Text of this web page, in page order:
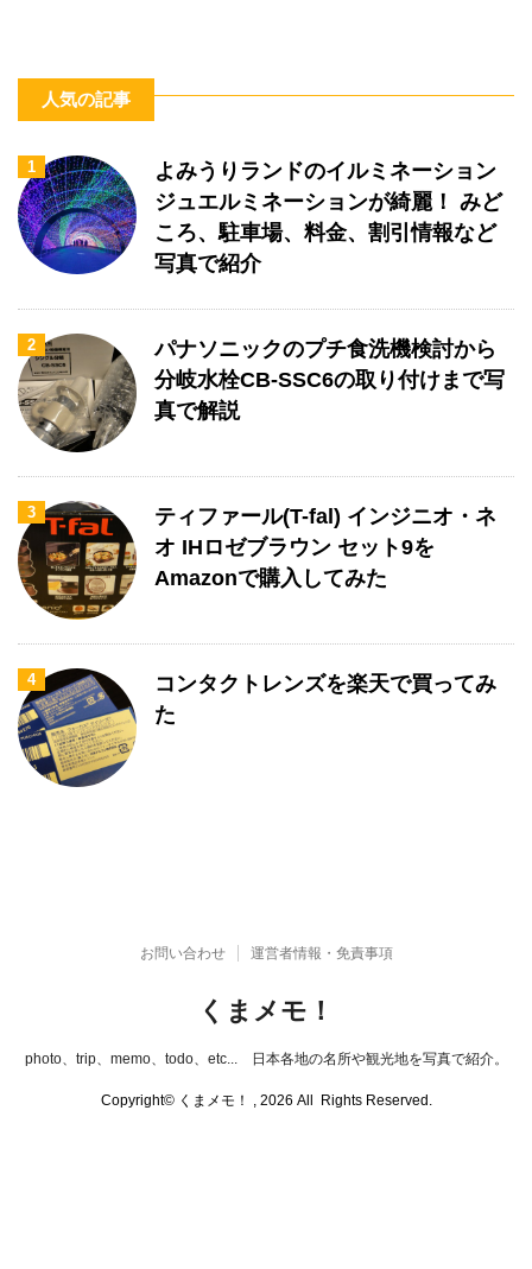
人気の記事
1
よみうりランドのイルミネーション
ジュエルミネーションが綺麗！ みど
ころ、駐車場、料金、割引情報など
写真で紹介
2
パナソニックのプチ食洗機検討から
分岐水栓CB-SSC6の取り付けまで写
真で解説
3
ティファール(T-fal) インジニオ・ネ
オ IHロゼブラウン セット9を
Amazonで購入してみた
4
コンタクトレンズを楽天で買ってみ
た
お問い合わせ 運営者情報・免責事項
くまメモ！
photo、trip、memo、todo、etc... 日本各地の名所や観光地を写真で紹介。
Copyright© くまメモ！ , 2026 All Rights Reserved.